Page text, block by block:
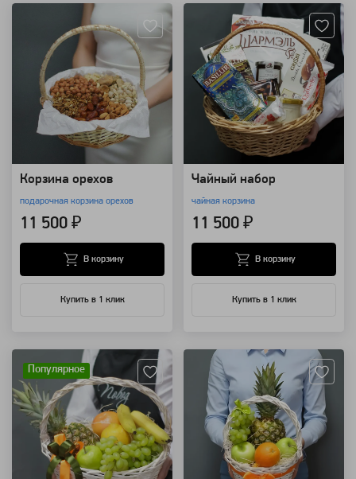
Корзина орехов
подарочная корзина орехов
11 500 ₽
Купить в 1 клик
В корзину
Чайный набор
чайная корзина
11 500 ₽
Купить в 1 клик
В корзину
Популярное